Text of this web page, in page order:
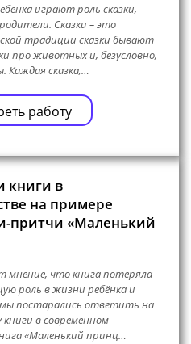
играют роль сказки,
Сказки – это
традиции сказки бывают
про животных и, безусловно,
Каждая сказка,…
работу
книги в
на примере
притчи «Маленький
мнение, что книга потеряла
роль в жизни ребёнка и
постарались ответить на
книги в современном
«Маленький принц…